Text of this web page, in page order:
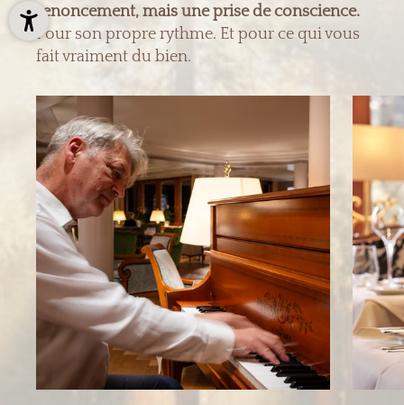
renoncement, mais une prise de conscience.
Pour son propre rythme. Et pour ce qui vous
fait vraiment du bien.